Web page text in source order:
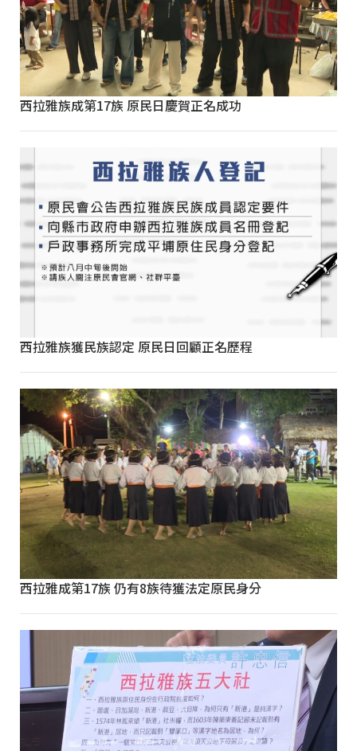
西拉雅族成第17族 原民日慶賀正名成功
西拉雅族獲民族認定 原民日回顧正名歷程
西拉雅成第17族 仍有8族待獲法定原民身分